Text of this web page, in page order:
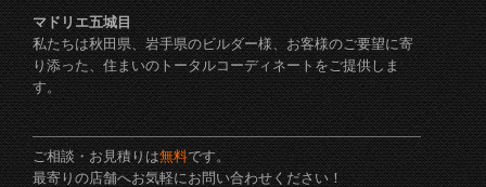
マドリエ五城目
私たちは秋田県、岩手県のビルダー様、お客様のご要望に寄
り添った、住まいのトータルコーディネートをご提供しま
す。
ご相談・お見積りは無料です。
最寄りの店舗へお気軽にお問い合わせください！